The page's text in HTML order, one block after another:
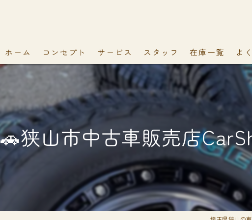
ホーム コンセプト サービス スタッフ 在庫一覧 よ
🚗狭山市中古車販売店